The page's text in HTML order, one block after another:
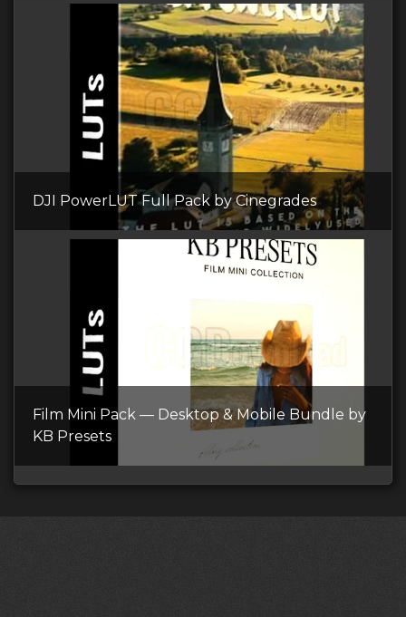
DJI PowerLUT Full Pack by Cinegrades
Film Mini Pack — Desktop & Mobile Bundle by
KB Presets